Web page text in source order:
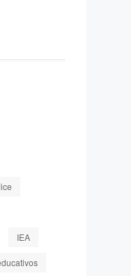
IEA